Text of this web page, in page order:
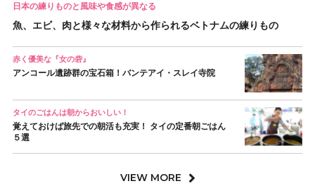
日本の練りものと風味や食感が異なる
魚、エビ、肉と様々な材料から作られるベトナムの練りもの
赤く優美な『女の砦』
アンコール遺跡群の宝石箱！バンテアイ・スレイ寺院
タイのごはんは朝からおいしい！
覚えておけば旅先での朝活も充実！ タイの定番朝ごはん
５選
VIEW MORE